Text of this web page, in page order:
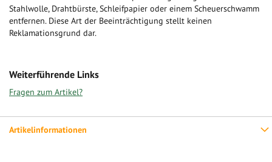
Stahlwolle, Drahtbürste, Schleifpapier oder einem Scheuerschwamm
entfernen. Diese Art der Beeinträchtigung stellt keinen
Reklamationsgrund dar.
Weiterführende Links
Fragen zum Artikel?
Artikelinformationen